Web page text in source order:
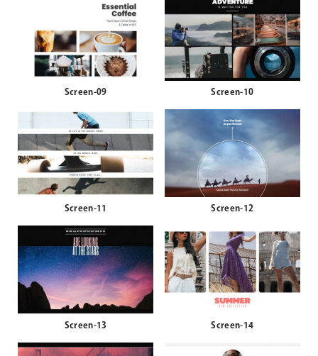
Screen-09 Screen-10
Screen-11 Screen-12
Screen-13 Screen-14